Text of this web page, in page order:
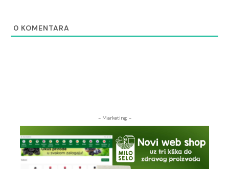
0 KOMENTARA
- Marketing -